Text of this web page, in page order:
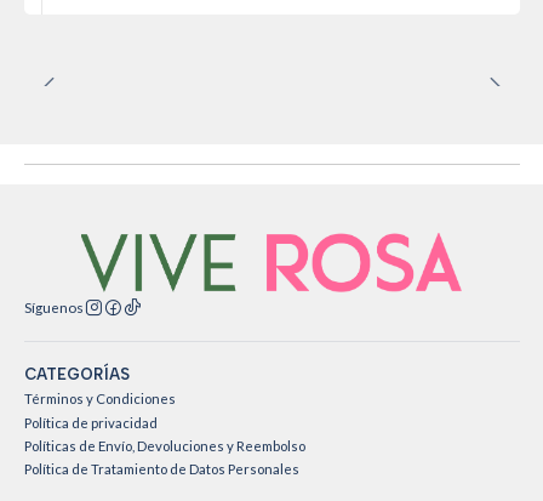
Síguenos
CATEGORÍAS
Términos y Condiciones
Política de privacidad
Políticas de Envío, Devoluciones y Reembolso
Política de Tratamiento de Datos Personales